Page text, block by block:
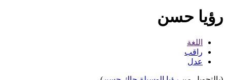
رؤيا حسن
اللغة
راقب
عدل